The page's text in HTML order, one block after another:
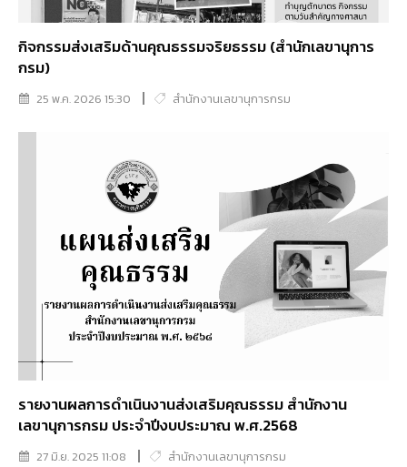
กิจกรรมส่งเสริมด้านคุณธรรมจริยธรรม (สำนักเลขานุการ
กรม)
25 พ.ค. 2026 15:30 สำนักงานเลขานุการกรม
รายงานผลการดำเนินงานส่งเสริมคุณธรรม สำนักงาน
เลขานุการกรม ประจำปีงบประมาณ พ.ศ.2568
27 มิ.ย. 2025 11:08 สำนักงานเลขานุการกรม